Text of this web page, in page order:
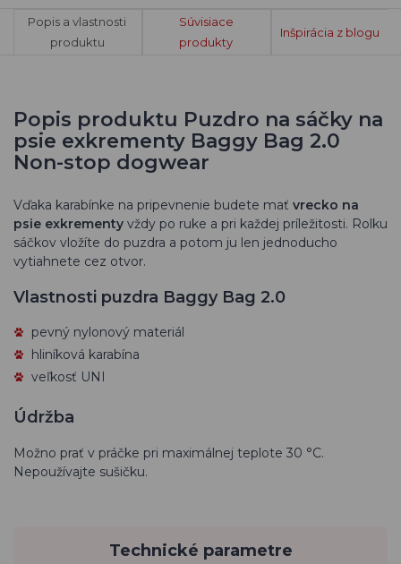
Popis a vlastnosti
produktu
Súvisiace
produkty
Inšpirácia z blogu
Popis produktu Puzdro na sáčky na
psie exkrementy Baggy Bag 2.0
Non-stop dogwear
Vďaka karabínke na pripevnenie budete mať vrecko na
psie exkrementy vždy po ruke a pri každej príležitosti. Rolku
sáčkov vložíte do puzdra a potom ju len jednoducho
vytiahnete cez otvor.
Vlastnosti puzdra Baggy Bag 2.0
pevný nylonový materiál
hliníková karabína
veľkosť UNI
Údržba
Možno prať v práčke pri maximálnej teplote 30 °C.
Nepoužívajte sušičku.
Technické parametre